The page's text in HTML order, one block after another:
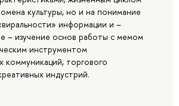
культуры, но и на понимание
информации и –
– изучение основ работы с мемом
инструментом
коммуникаций, торгового
индустрий.